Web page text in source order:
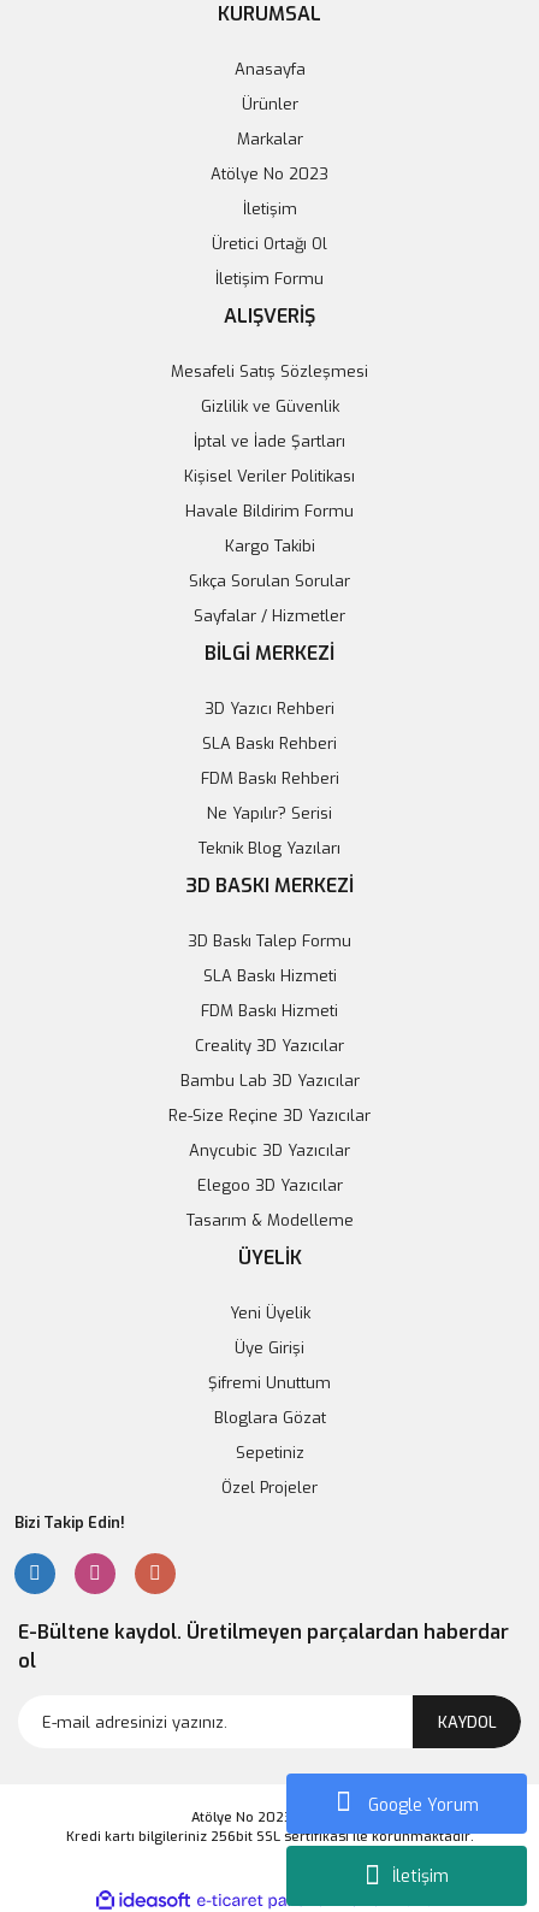
İletişim
KURUMSAL
Anasayfa
Ürünler
Markalar
Atölye No 2023
İletişim
Üretici Ortağı Ol
İletişim Formu
ALIŞVERİŞ
Mesafeli Satış Sözleşmesi
Gizlilik ve Güvenlik
İptal ve İade Şartları
Kişisel Veriler Politikası
Havale Bildirim Formu
Kargo Takibi
Sıkça Sorulan Sorular
Sayfalar / Hizmetler
BİLGİ MERKEZİ
3D Yazıcı Rehberi
SLA Baskı Rehberi
FDM Baskı Rehberi
Ne Yapılır? Serisi
Teknik Blog Yazıları
3D BASKI MERKEZİ
3D Baskı Talep Formu
SLA Baskı Hizmeti
FDM Baskı Hizmeti
Creality 3D Yazıcılar
Bambu Lab 3D Yazıcılar
Re-Size Reçine 3D Yazıcılar
Anycubic 3D Yazıcılar
Elegoo 3D Yazıcılar
Tasarım & Modelleme
ÜYELİK
Yeni Üyelik
Üye Girişi
Şifremi Unuttum
Bloglara Gözat
Sepetiniz
Özel Projeler
Bizi Takip Edin!
E-Bültene kaydol. Üretilmeyen parçalardan haberdar
ol
KAYDOL
Atölye No 2023 Markası
Kredi kartı bilgileriniz 256bit SSL sertifikası ile korunmaktadır.
Google Yorum
ideasoft